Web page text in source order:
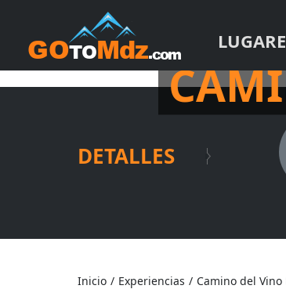
BUS
DETALLES
Inicio / Experiencias / Camino del Vino